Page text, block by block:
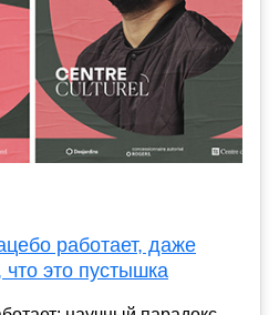
работает, даже
что это пустышка